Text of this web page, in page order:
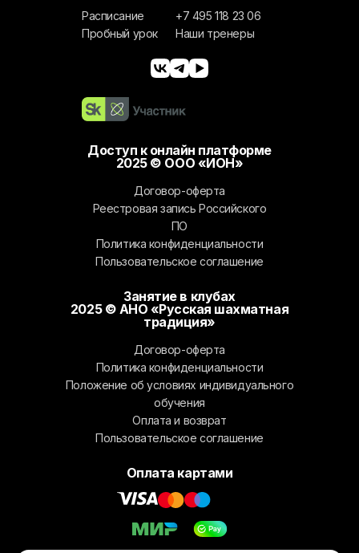
+7 495 118 23 06
Наши тренеры
Расписание
Пробный урок
Доступ к онлайн платформе
2025 © ООО «ИОН»
Договор-оферта
Реестровая запись Российского
ПО
Политика конфиденциальности
Пользовательское соглашение
Занятие в клубах
2025 © АНО «Русская шахматная
традиция»
Договор-оферта
Политика конфиденциальности
Положение об условиях индивидуального
обучения
Оплата и возврат
Пользовательское соглашение
Оплата картами